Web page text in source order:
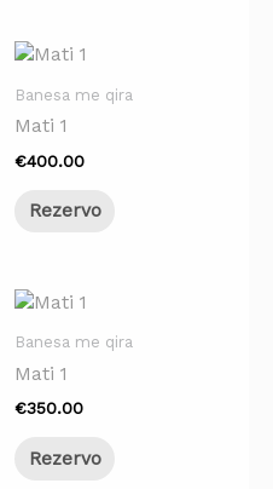
Banesa me qira
Mati 1
€400.00
Rezervo
Banesa me qira
Mati 1
€350.00
Rezervo